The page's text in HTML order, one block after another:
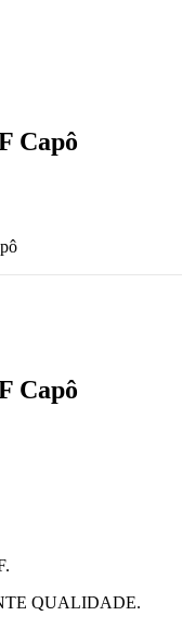
Capô
Capô
QUALIDADE.